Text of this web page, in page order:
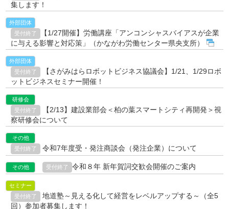
集します！
外部団体
受付終了
【1/27開催】労働講座「アンコンシャスバイアスが企業
に与える影響と対応策」（かながわ労働センター県央支所）
外部団体
受付終了
【さがみはらロボットビジネス協議会】1/21、1/29ロボ
ットビジネスセミナー開催！
研修会
受付終了
【2/13】建設業部会＜柏の葉スマートシティ再開発＞視
察研修会について
その他
受付終了
令和7年度受・発注商談会（発注企業）について
その他 受付終了 令和８年 新年賀詞交歓会開催のご案内
セミナー
受付終了
地道塾～見える化して経営をレベルアップする～（全5
回）参加者募集します！